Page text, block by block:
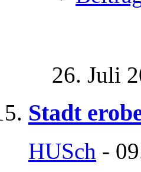
26. Juli
Stadt
HUSch -